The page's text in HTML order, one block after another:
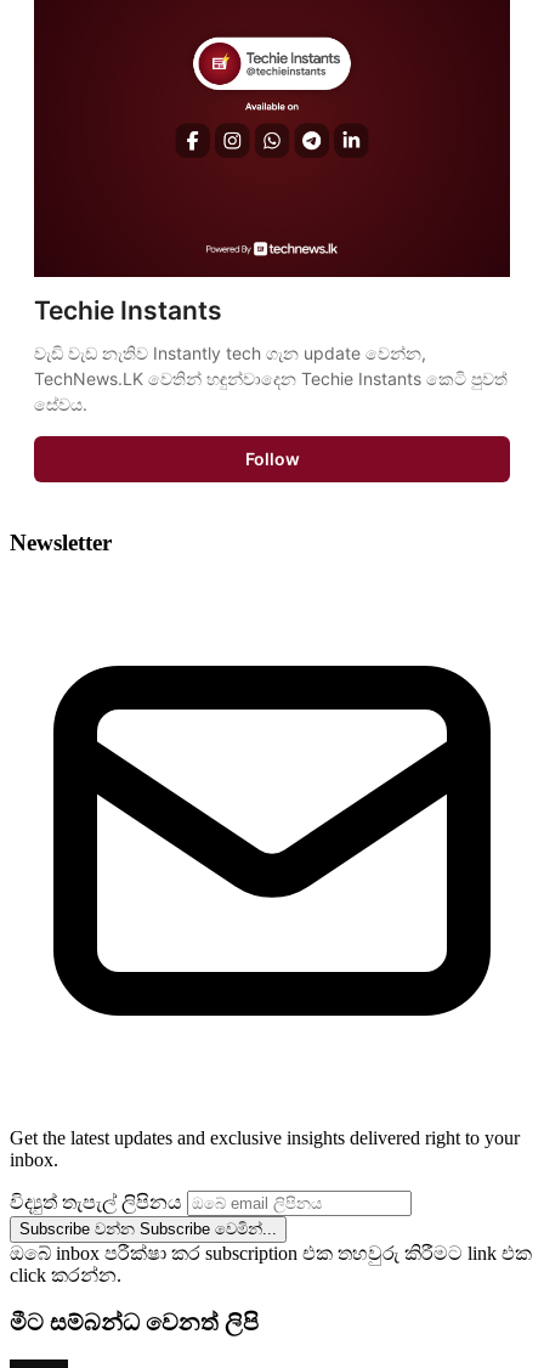
Techie Instants
වැඩි වැඩ නැතිව Instantly tech ගැන update වෙන්න,
TechNews.LK වෙතින් හඳුන්වාදෙන Techie Instants කෙටි පුවත්
සේවය.
Follow
Newsletter
Get the latest updates and exclusive insights delivered right to your
inbox.
විද්‍යුත් තැපැල් ලිපිනය
Subscribe වන්න Subscribe වෙමින්...
ඔබේ inbox පරීක්ෂා කර subscription එක තහවුරු කිරීමට link එක
click කරන්න.
මීට සම්බන්ධ වෙනත් ලිපි